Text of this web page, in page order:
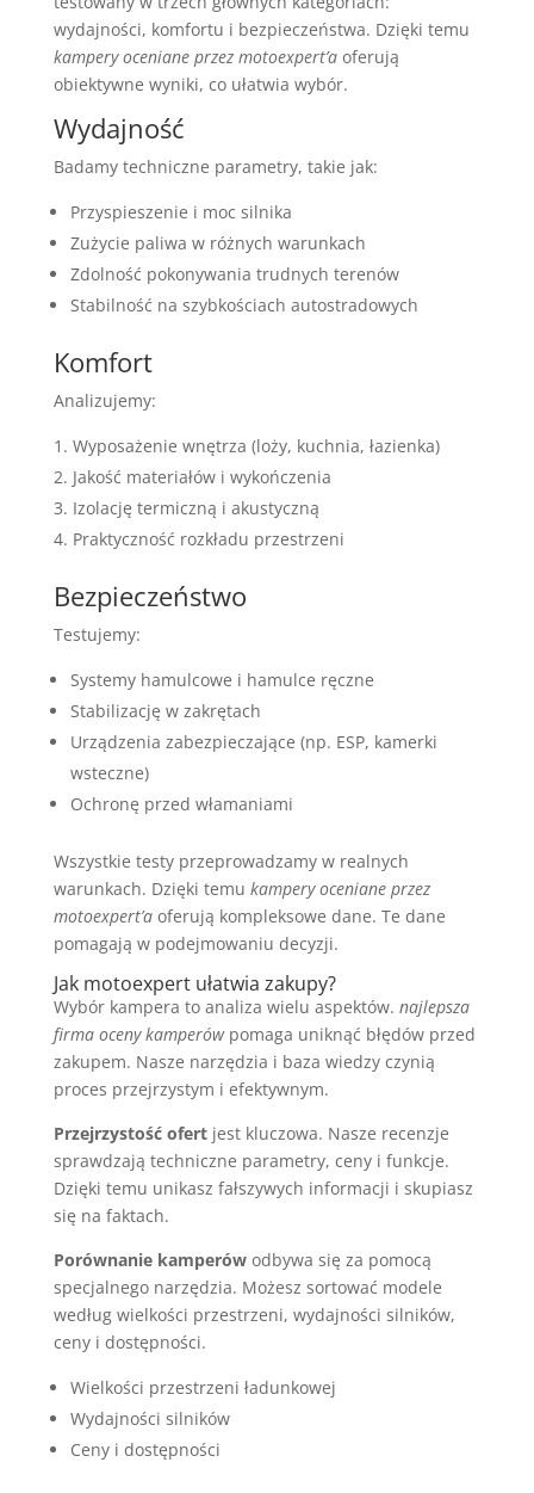
wydajności, komfortu i bezpieczeństwa. Dzięki temu
kampery oceniane przez motoexpert’aoferują
obiektywne wyniki, co ułatwia wybór.
Wydajność
Badamy techniczne parametry, takie jak:
Przyspieszenie i moc silnika
Zużycie paliwa w różnych warunkach
Zdolność pokonywania trudnych terenów
Stabilność na szybkościach autostradowych
Komfort
Analizujemy:
Wyposażenie wnętrza (loży, kuchnia, łazienka)
Jakość materiałów i wykończenia
Izolację termiczną i akustyczną
Praktyczność rozkładu przestrzeni
Bezpieczeństwo
Testujemy:
Systemy hamulcowe i hamulce ręczne
Stabilizację w zakrętach
Urządzenia zabezpieczające (np. ESP, kamerki
wsteczne)
Ochronę przed włamaniami
Wszystkie testy przeprowadzamy w realnych
warunkach. Dzięki temu kampery oceniane przez
motoexpert’aoferują kompleksowe dane. Te dane
pomagają w podejmowaniu decyzji.
Jak motoexpert ułatwia zakupy?
Wybór kampera to analiza wielu aspektów. najlepsza
firma oceny kamperówpomaga uniknąć błędów przed
zakupem. Nasze narzędzia i baza wiedzy czynią
proces przejrzystym i efektywnym.
Przejrzystość ofertjest kluczowa. Nasze recenzje
sprawdzają techniczne parametry, ceny i funkcje.
Dzięki temu unikasz fałszywych informacji i skupiasz
się na faktach.
Porównanie kamperówodbywa się za pomocą
specjalnego narzędzia. Możesz sortować modele
według wielkości przestrzeni, wydajności silników,
ceny i dostępności.
Wielkości przestrzeni ładunkowej
Wydajności silników
Ceny i dostępności